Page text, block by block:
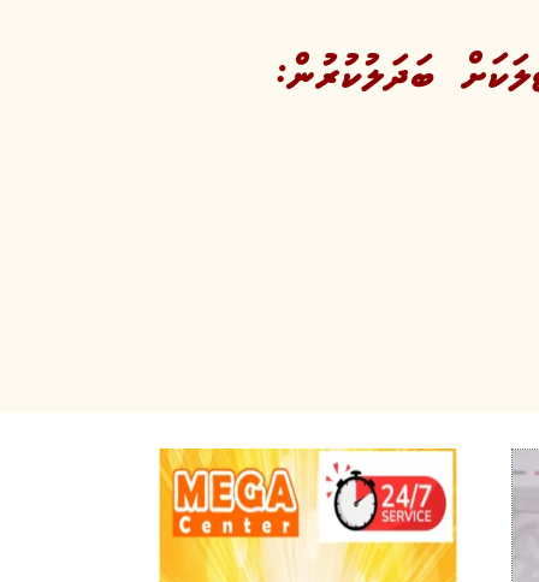
ބަދަލުކުރުން: